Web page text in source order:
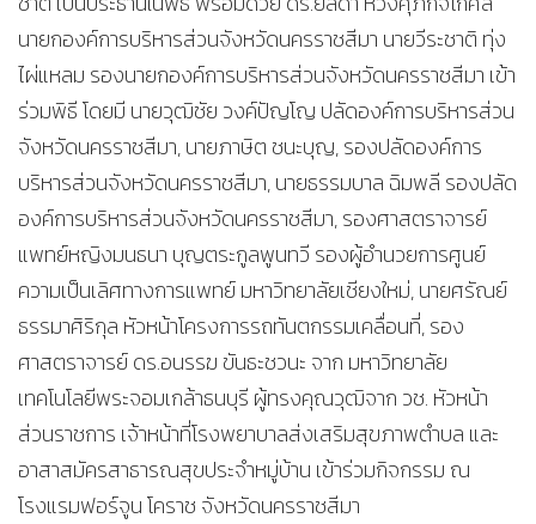
นายกองค์การบริหารส่วนจังหวัดนครราชสีมา นายวีระชาติ ทุ่ง
ไผ่แหลม รองนายกองค์การบริหารส่วนจังหวัดนครราชสีมา เข้า
ร่วมพิธี โดยมี นายวุฒิชัย วงค์ปัญโญ ปลัดองค์การบริหารส่วน
จังหวัดนครราชสีมา, นายภาษิต ชนะบุญ, รองปลัดองค์การ
บริหารส่วนจังหวัดนครราชสีมา, นายธรรมบาล ฉิมพลี รองปลัด
องค์การบริหารส่วนจังหวัดนครราชสีมา, รองศาสตราจารย์
แพทย์หญิงมนธนา บุญตระกูลพูนทวี รองผู้อำนวยการศูนย์
ความเป็นเลิศทางการแพทย์ มหาวิทยาลัยเชียงใหม่, นายศรัณย์
ธรรมาศิริกุล หัวหน้าโครงการรถทันตกรรมเคลื่อนที่, รอง
ศาสตราจารย์ ดร.อนรรฆ ขันธะชวนะ จาก มหาวิทยาลัย
เทคโนโลยีพระจอมเกล้าธนบุรี ผู้ทรงคุณวุฒิจาก วช. หัวหน้า
ส่วนราชการ เจ้าหน้าที่โรงพยาบาลส่งเสริมสุขภาพตำบล และ
อาสาสมัครสาธารณสุขประจำหมู่บ้าน เข้าร่วมกิจกรรม ณ
โรงแรมฟอร์จูน โคราช จังหวัดนครราชสีมา